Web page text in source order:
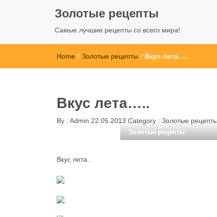
Золотые рецепты
Самые лучшие рецепты со всего мира!
Home / Золотые рецепты / Вкус лета…..
Вкус лета…..
By : Admin 22.05.2013 Category : Золотые
Золотые рецепты
Вкус лета..